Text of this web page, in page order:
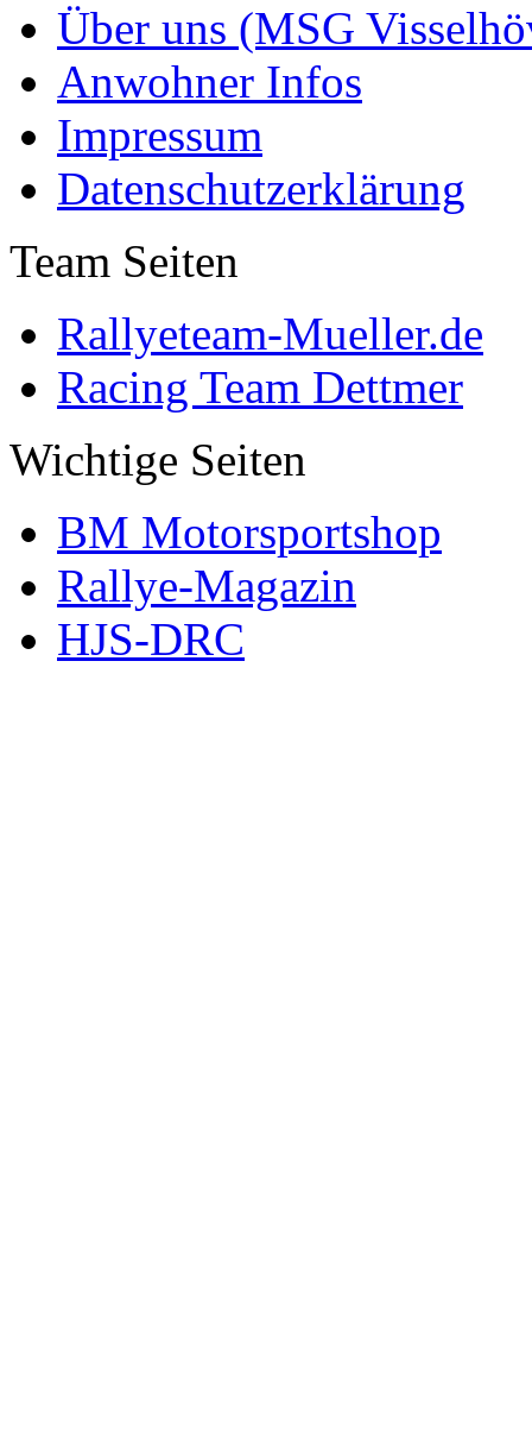
Über uns (MSG
Anwohner Infos
Impressum
Datenschutzerklärung
Team Seiten
Rallyeteam-Mueller.de
Racing Team Dettmer
Wichtige Seiten
BM Motorsportshop
Rallye-Magazin
HJS-DRC